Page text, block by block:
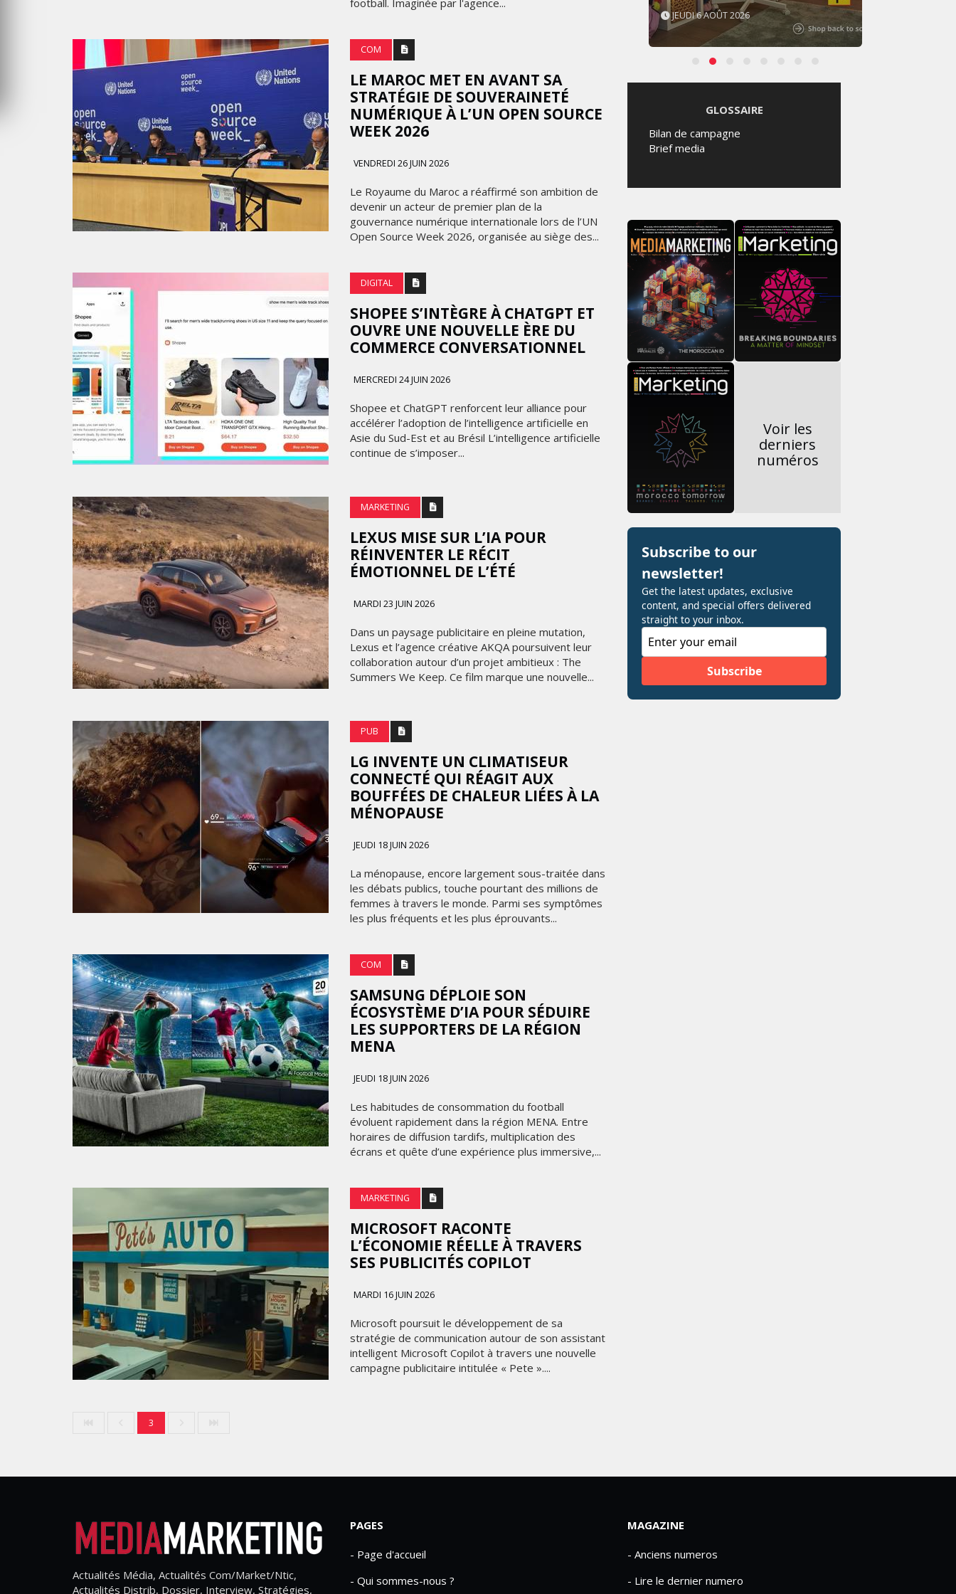
football. Imaginée par l'agence...
COM
LE MAROC MET EN AVANT SA
STRATÉGIE DE SOUVERAINETÉ
NUMÉRIQUE À L’UN OPEN SOURCE
WEEK 2026
VENDREDI 26 JUIN 2026
Le Royaume du Maroc a réaffirmé son ambition de
devenir un acteur de premier plan de la
gouvernance numérique internationale lors de l’UN
Open Source Week 2026, organisée au siège des...
DIGITAL
SHOPEE S’INTÈGRE À CHATGPT ET
OUVRE UNE NOUVELLE ÈRE DU
COMMERCE CONVERSATIONNEL
MERCREDI 24 JUIN 2026
Shopee et ChatGPT renforcent leur alliance pour
accélérer l’adoption de l’intelligence artificielle en
Asie du Sud-Est et au Brésil L’intelligence artificielle
continue de s’imposer...
MARKETING
LEXUS MISE SUR L’IA POUR
RÉINVENTER LE RÉCIT
ÉMOTIONNEL DE L’ÉTÉ
MARDI 23 JUIN 2026
Dans un paysage publicitaire en pleine mutation,
Lexus et l’agence créative AKQA poursuivent leur
collaboration autour d’un projet ambitieux : The
Summers We Keep. Ce film marque une nouvelle...
PUB
LG INVENTE UN CLIMATISEUR
CONNECTÉ QUI RÉAGIT AUX
BOUFFÉES DE CHALEUR LIÉES À LA
MÉNOPAUSE
JEUDI 18 JUIN 2026
La ménopause, encore largement sous-traitée dans
les débats publics, touche pourtant des millions de
femmes à travers le monde. Parmi ses symptômes
les plus fréquents et les plus éprouvants...
COM
SAMSUNG DÉPLOIE SON
ÉCOSYSTÈME D’IA POUR SÉDUIRE
LES SUPPORTERS DE LA RÉGION
MENA
JEUDI 18 JUIN 2026
Les habitudes de consommation du football
évoluent rapidement dans la région MENA. Entre
horaires de diffusion tardifs, multiplication des
écrans et quête d’une expérience plus immersive,...
MARKETING
MICROSOFT RACONTE
L’ÉCONOMIE RÉELLE À TRAVERS
SES PUBLICITÉS COPILOT
MARDI 16 JUIN 2026
Microsoft poursuit le développement de sa
stratégie de communication autour de son assistant
intelligent Microsoft Copilot à travers une nouvelle
campagne publicitaire intitulée « Pete »....
3
JEUDI 6 AOÛT 2026
GLOSSAIRE
Bilan de campagne
Brief media
Voir les
derniers
numéros
Actualités Média, Actualités Com/Market/Ntic,
Actualités Distrib, Dossier, Interview, Stratégies,
PAGES
- Page d'accueil
- Qui sommes-nous ?
MAGAZINE
- Anciens numeros
- Lire le dernier numero